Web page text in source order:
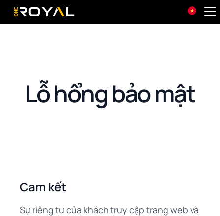
OneRoyal Home
Lỗ hổng bảo mật
Cam kết
Sự riêng tư của khách truy cập trang web và